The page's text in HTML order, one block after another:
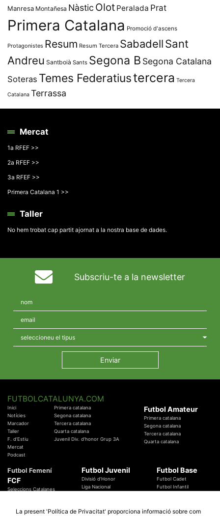
Manresa Montañesa Nàstic Olot Peralada Prat
Primera Catalana Promoció d'ascens
Protagonistes Resum Resum Tercera SabadellSant
Andreu Santboià Sants Segona B Segona Catalana
Soteras Temes Federatiustercera Tercera
Catalana Terrassa
Mercat
1a RFEF >>
2a RFEF >>
3a RFEF >>
Primera Catalana 1 >>
Taller
No hem trobat cap partit ajornat a la nostra base de dades.
Subscriu-te a la newsletter
FUTBOLCATALUNYA.COM
Inici
Notícies
Marcador
Taller
F. d'Estiu
Mercat
Podcast
Primera catalana
Segona catalana
Tercera catalana
Quarta catalana
Juvenil Div. d'honor Grup 3A
Futbol Amateur
Primera catalana
Segona catalana
Tercera catalana
Quarta catalana
Futbol Femení
FCF
Seleccions Catalanes
Temes Federatius
Futbol Juvenil
Divisió d'Honor
Liga Nacional
Futbol Base
Futbol Cadet
Futbol Infantil
La present 'Política de Privacitat' proporciona informació sobre com